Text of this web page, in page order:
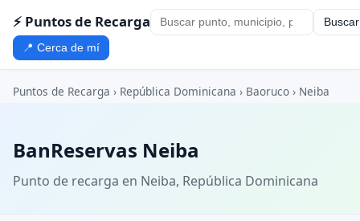
⚡ Puntos de Recarga Buscar
📍 Cerca de mí
Puntos de Recarga › República Dominicana › Baoruco › Neiba
BanReservas Neiba
Punto de recarga en Neiba, República Dominicana